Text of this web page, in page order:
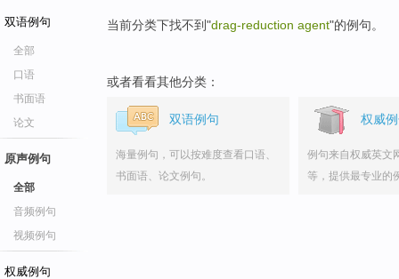
双语例句
全部
口语
书面语
论文
原声例句
全部
音频例句
视频例句
权威例句
当前分类下找不到"drag-reduction agent"的例句。
或者看看其他分类：
双语例句
海量例句，可以按难度查看口语、
书面语、论文例句。
权威
例句来自权威英文
等，提供最专业的